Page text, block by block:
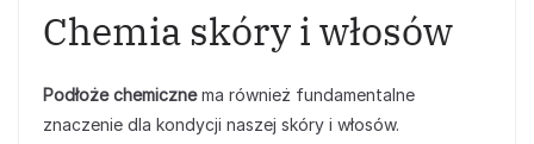
Chemia skóry i włosów
Podłoże chemicznema również fundamentalne
znaczenie dla kondycji naszej skóry i włosów.